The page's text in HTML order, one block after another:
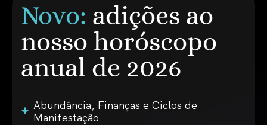
Novo: adições ao
nosso horóscopo
anual de 2026
Abundância, Finanças e Ciclos de
Manifestação